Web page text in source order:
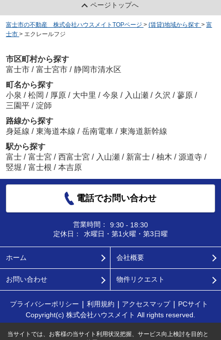
ページトップへ
富士市の不動産 株式会社ハウスメイトTOPページ > (賃貸)地域から探す > 富
士市 > エクレールフジ
市区町村から探す
富士市 / 富士宮市 / 静岡市清水区
町名から探す
小泉 / 松岡 / 厚原 / 大中里 / 今泉 / 入山瀬 / 久沢 / 蓼原 /
三園平 / 淀師
路線から探す
身延線 / 東海道本線 / 岳南電車 / 東海道新幹線
駅から探す
富士 / 富士宮 / 西富士宮 / 入山瀬 / 新富士 / 柚木 / 源道寺 /
竪堀 / 富士根 / 本吉原
電話でお問い合わせ
営業時間：
9:30 - 18:30
定休日：
水曜日・第1火曜・第3日曜
ホーム 会社概要
お問い合わせ 物件リクエスト
プライバシーポリシー 利用規約 アクセスマップ
PCサイト
Copyright(c) 株式会社ハウスメイト All rights reserved.
当サイトでは、お客様の当サイト利用状況把握、サービス向上検討を目的と